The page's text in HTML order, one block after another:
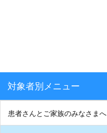
対象者別メニュー
患者さんとご家族のみなさまへ